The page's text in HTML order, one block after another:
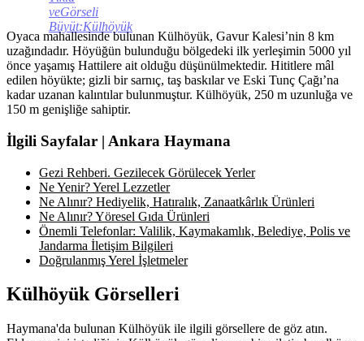
veGörseli
Büyüt:Külhöyük
Oyaca mahallesinde bulunan Külhöyük, Gavur Kalesi’nin 8 km
uzağındadır. Höyüğün bulunduğu bölgedeki ilk yerleşimin 5000 yıl
önce yaşamış Hattilere ait olduğu düşünülmektedir. Hititlere mâl
edilen höyükte; gizli bir sarnıç, taş baskılar ve Eski Tunç Çağı’na
kadar uzanan kalıntılar bulunmuştur. Külhöyük, 250 m uzunluğa ve
150 m genişliğe sahiptir.
İlgili Sayfalar | Ankara Haymana
Gezi Rehberi. Gezilecek Görülecek Yerler
Ne Yenir? Yerel Lezzetler
Ne Alınır? Hediyelik, Hatıralık, Zanaatkârlık Ürünleri
Ne Alınır? Yöresel Gıda Ürünleri
Önemli Telefonlar: Valilik, Kaymakamlık, Belediye, Polis ve
Jandarma İletişim Bilgileri
Doğrulanmış Yerel İşletmeler
Külhöyük Görselleri
Haymana'da bulunan Külhöyük ile ilgili görsellere de göz atın.